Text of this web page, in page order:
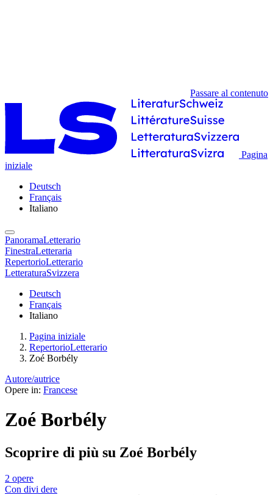
Passare al contenuto
Pagina
iniziale
Deutsch
Français
Italiano
PanoramaLetterario
FinestraLetteraria
RepertorioLetterario
LetteraturaSvizzera
Deutsch
Français
Italiano
Pagina iniziale
RepertorioLetterario
Zoé Borbély
Autore/autrice
Opere in: Francese
Zoé Borbély
Scoprire di più su Zoé Borbély
2 opere
Con divi dere